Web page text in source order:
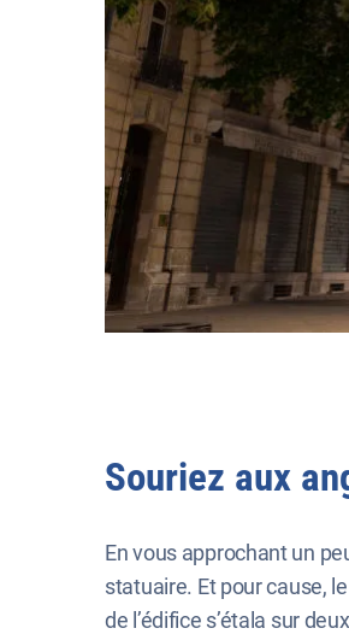
Souriez aux
En vous approchant un
statuaire. Et pour cause,
de l’édifice s’étala sur